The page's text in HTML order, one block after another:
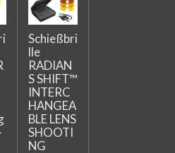
Schießbri
lle
RADIAN
S SHIFT™
INTERC
HANGEA
BLE LENS
SHOOTI
NG